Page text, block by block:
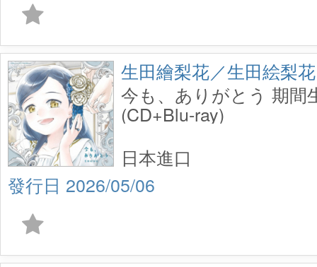
生田繪梨花／生田絵梨花
今も、ありがとう 期間
(CD+Blu-ray)
2026/05/06
日本進口